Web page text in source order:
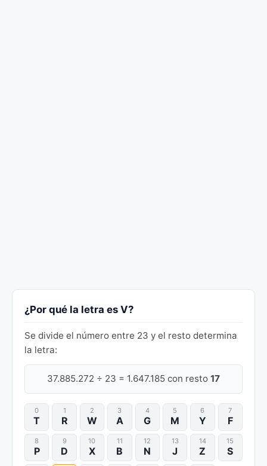
¿Por qué la letra es V?
Se divide el número entre 23 y el resto determina
la letra:
37.885.272 ÷ 23 = 1.647.185 con resto 17
0
T
1
R
2
W
3
A
4
G
5
M
6
Y
7
F
8
P
9
D
10
X
11
B
12
N
13
J
14
Z
15
S